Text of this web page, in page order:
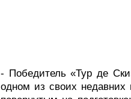
- Победитель «Тур де
одном из своих недавних